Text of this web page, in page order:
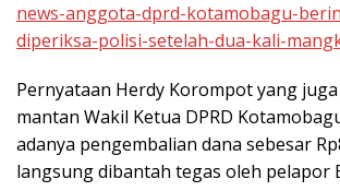
news-anggota-dprd-kotamobagu-
diperiksa-polisi-setelah-dua-kali-
Pernyataan Herdy Korompot yang
mantan Wakil Ketua DPRD
adanya pengembalian dana sebesar
langsung dibantah tegas oleh pelapor